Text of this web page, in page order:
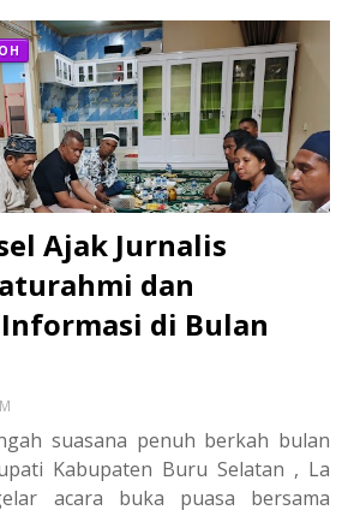
Ajak Jurnalis
dan
di Bulan
suasana penuh berkah bulan
Kabupaten Buru Selatan , La
acara buka puasa bersama